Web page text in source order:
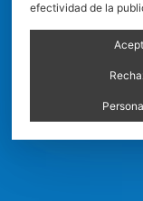
efectividad de la